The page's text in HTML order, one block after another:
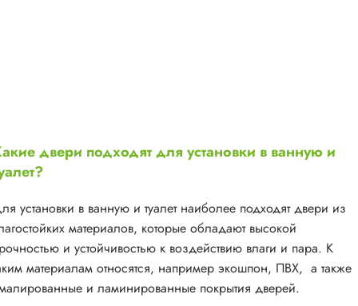
двери подходят для установки в ванную и
установки в ванную и туалет наиболее подходят двери из
материалов, которые обладают высокой
и устойчивостью к воздействию влаги и пара. К
материалам относятся, например экошпон, ПВХ, а также
и ламинированные покрытия дверей.